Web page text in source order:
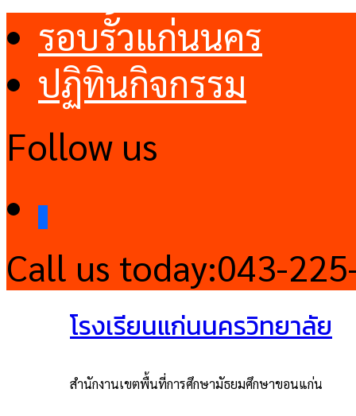
รอบรั้วแก่นนคร
ปฏิทินกิจกรรม
Follow us
Call us today:043-
โรงเรียนแก่นนครวิทยาลัย
สำนักงานเขตพื้นที่การศึกษามัธยมศึกษาขอนแก่น